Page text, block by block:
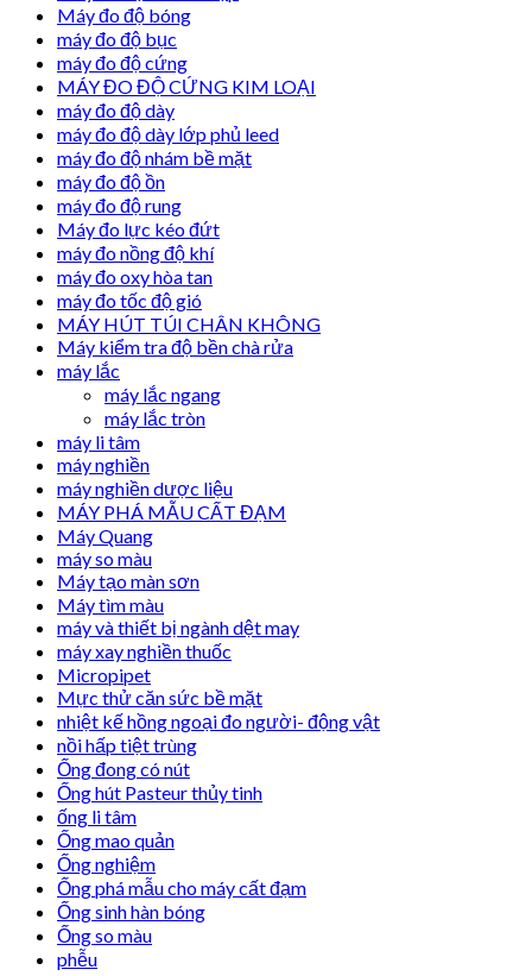
Máy đo độ bóng
máy đo độ bục
máy đo độ cứng
MÁY ĐO ĐỘ CỨNG KIM LOẠI
máy đo độ dày
máy đo độ dày lớp phủ leed
máy đo độ nhám bề mặt
máy đo độ ồn
máy đo độ rung
Máy đo lực kéo đứt
máy đo nồng độ khí
máy đo oxy hòa tan
máy đo tốc độ gió
MÁY HÚT TÚI CHÂN KHÔNG
Máy kiểm tra độ bền chà rửa
máy lắc
máy lắc ngang
máy lắc tròn
máy li tâm
máy nghiền
máy nghiền dược liệu
MÁY PHÁ MẪU CẤT ĐẠM
Máy Quang
máy so màu
Máy tạo màn sơn
Máy tìm màu
máy và thiết bị ngành dệt may
máy xay nghiền thuốc
Micropipet
Mực thử căn sức bề mặt
nhiệt kế hồng ngoại đo người- động vật
nồi hấp tiệt trùng
Ống đong có nút
Ống hút Pasteur thủy tinh
ống li tâm
Ống mao quản
Ống nghiệm
Ống phá mẫu cho máy cất đạm
Ống sinh hàn bóng
Ống so màu
phễu